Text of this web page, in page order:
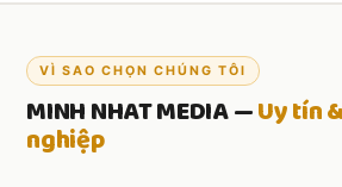
VÌ SAO CHỌN CHÚNG TÔI
MINH NHAT MEDIA —Uy tín
nghiệp